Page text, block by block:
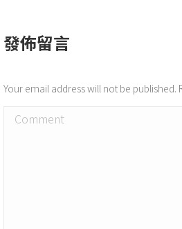
發佈留言
Your email address will not be
Comment